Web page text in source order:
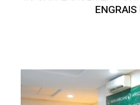
ENGRAIS